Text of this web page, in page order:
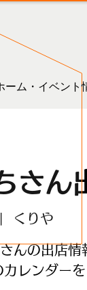
ーム・イベント
さん
くりや
んの出店情
レンダーを